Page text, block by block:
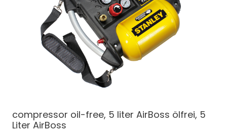
compressor oil-free, 5 liter AirBoss ölfrei, 5
Liter AirBoss